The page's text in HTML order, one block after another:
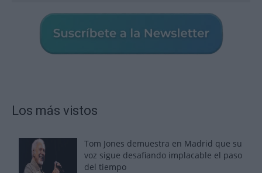
Los más vistos
Tom Jones demuestra en Madrid que su
voz sigue desafiando implacable el paso
del tiempo